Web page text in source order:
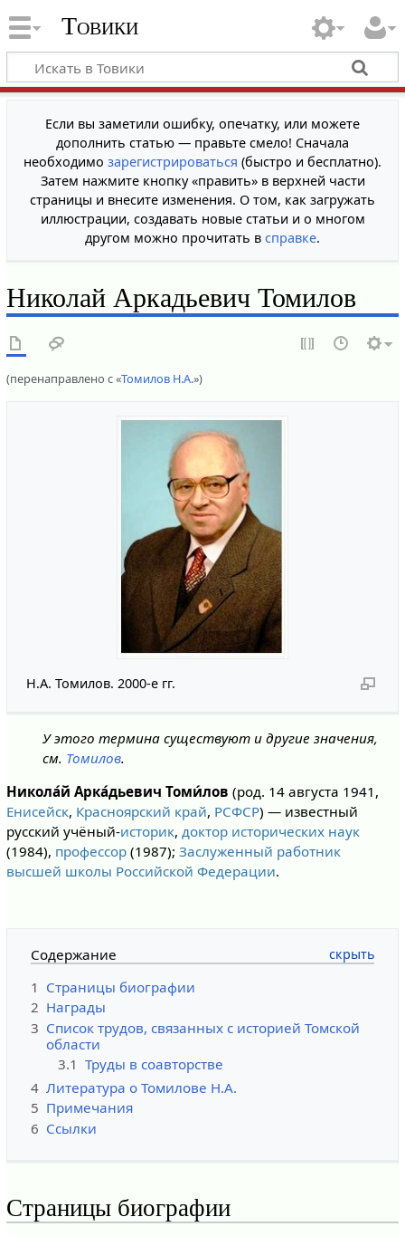
Товики
Если вы заметили ошибку, опечатку, или можете
дополнить статью — правьте смело! Сначала
необходимо зарегистрироваться (быстро и бесплатно).
Затем нажмите кнопку «править» в верхней части
страницы и внесите изменения. О том, как загружать
иллюстрации, создавать новые статьи и о многом
другом можно прочитать в справке.
Николай Аркадьевич Томилов
(перенаправлено с «Томилов Н.А.»)
Н.А. Томилов. 2000-е гг.
У этого термина существуют и другие значения,
см. Томилов.
Никола́й Арка́дьевич Томи́лов (род. 14 августа 1941,
Енисейск, Красноярский край, РСФСР) — известный
русский учёный-историк, доктор исторических наук
(1984), профессор(1987); Заслуженный работник
высшей школы Российской Федерации.
Содержание
1 Страницы биографии
2 Награды
3 Список трудов, связанных с историей Томской
области
3.1 Труды в соавторстве
4 Литература о Томилове Н.А.
5 Примечания
6 Ссылки
Страницы биографии